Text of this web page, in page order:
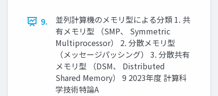
9.
並列計算機のメモリ型による分類 1. 共
有メモリ型 （SMP、 Symmetric
Multiprocessor） 2. 分散メモリ型
（メッセージパッシング） 3. 分散共有
メモリ型 （DSM、 Distributed
Shared Memory） 9 2023年度 計算科
学技術特論A